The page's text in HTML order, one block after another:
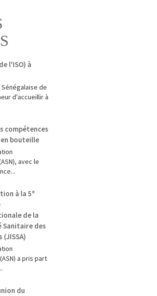
l'ISO) à
Sénégalaise de
d'accueillir à
compétences
bouteille
avec le
à la 5ᵉ
de la
Sanitaire des
(JISSA)
a pris part
du